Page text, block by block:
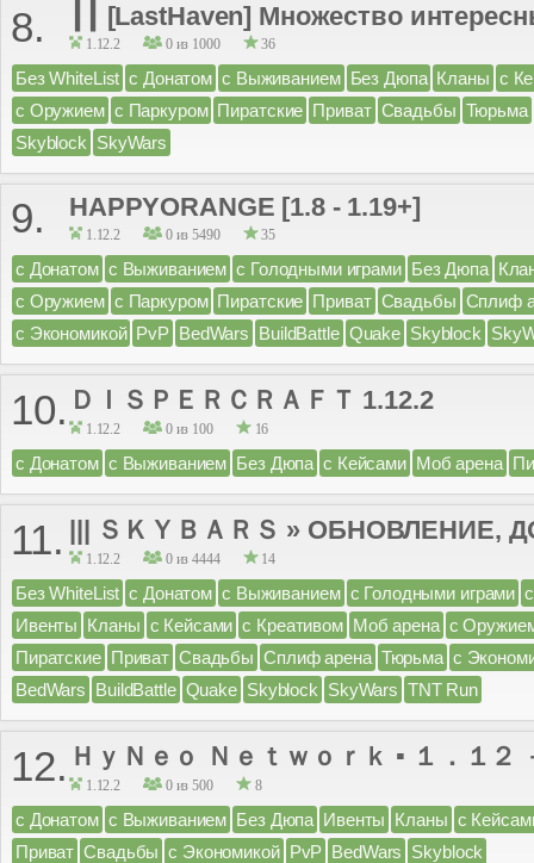
8. ┃┃ [LastHaven] Множество
1.12.2 0 из 1000 36
Без WhiteList с Донатом с Выживанием Без Дюпа Кланы с
с Оружием с Паркуром Пиратские Приват Свадьбы Тюрьма
Skyblock SkyWars
9. HAPPYORANGE [1.8 - 1.19+]
1.12.2 0 из 5490 35
с Донатом с Выживанием с Голодными играми Без Дюпа
с Оружием с Паркуром Пиратские Приват Свадьбы Сплиф
с Экономикой PvP BedWars BuildBattle Quake Skyblock
10. ＤＩＳＰＥＲＣＲＡＦＴ 1.12.2
1.12.2 0 из 100 16
с Донатом с Выживанием Без Дюпа с Кейсами Моб арена
11. ||| ＳＫＹＢＡＲＳ » ОБНОВЛЕНИЕ,
1.12.2 0 из 4444 14
Без WhiteList с Донатом с Выживанием с Голодными играми
Ивенты Кланы с Кейсами с Креативом Моб арена с
Пиратские Приват Свадьбы Сплиф арена Тюрьма с
BedWars BuildBattle Quake Skyblock SkyWars TNT Run
12. ＨｙＮｅｏ Ｎｅｔｗｏｒｋ ▪ １．１２
1.12.2 0 из 500 8
с Донатом с Выживанием Без Дюпа Ивенты Кланы с
Приват Свадьбы с Экономикой PvP BedWars Skyblock